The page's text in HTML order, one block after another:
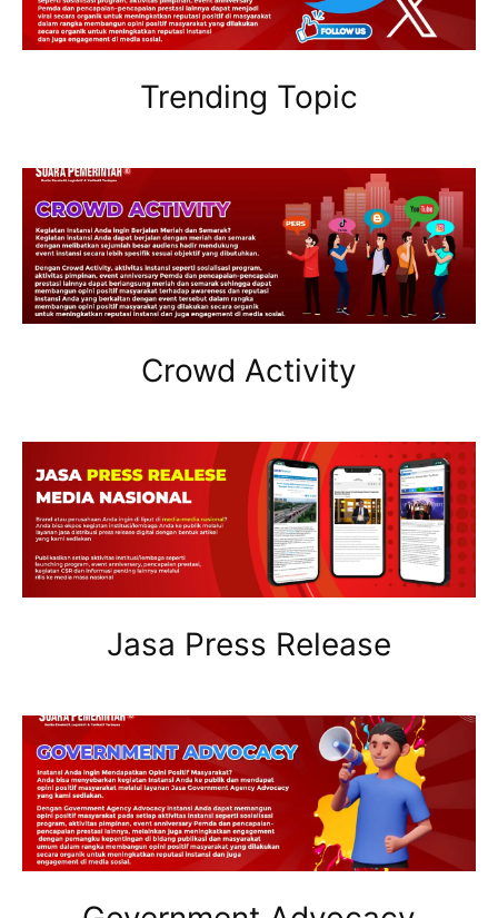
Trending Topic
Crowd Activity
Jasa Press Release